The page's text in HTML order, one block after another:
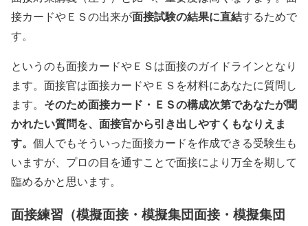
接カードやＥＳの出来が面接試験の結果に直結するためで
す。
というのも面接カードやＥＳは面接のガイドラインとなり
ます。面接官は面接カードやＥＳを材料にあなたに質問し
ます。 そのため面接カード・ＥＳの構成次第であなたが聞
かれたい質問を、面接官から引き出しやすくもなりえま
す。 個人でもそういった面接カードを作成できる受験生も
いますが、プロの目を通すことで面接により万全を期して
臨めるかと思います。
面接練習（模擬面接・模擬集団面接・模擬集団